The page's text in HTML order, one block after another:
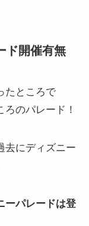
ド開催有無
たところで
のパレード！
去にディズニー
ーパレードは登